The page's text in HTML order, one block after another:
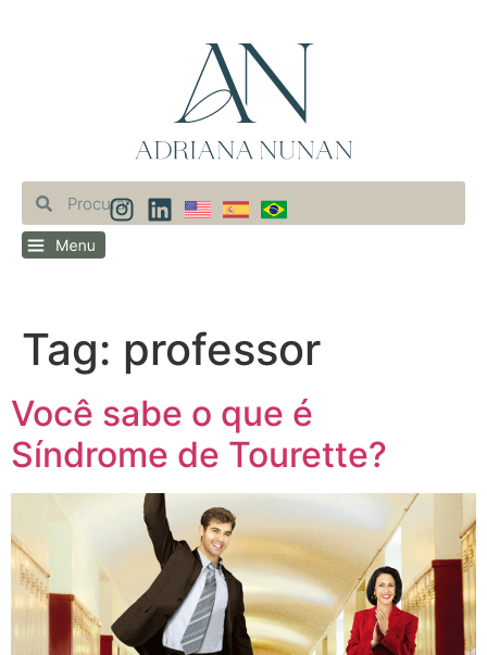
Tag: professor
Você sabe o que é
Síndrome de Tourette?